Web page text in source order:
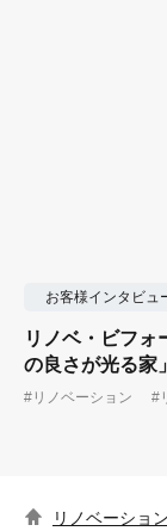
お客様インタビュ
リノベ・ビフォ
の良さが光る家」
#リノベーション #
リノベーショ